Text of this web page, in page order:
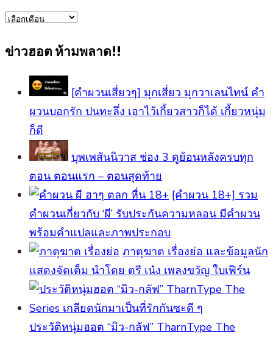
ข่าว
ข่าวฮอต ห้ามพลาด!!
[คำผวนเสี่ยวๆ] มุกเสี่ยว มุกวาเลนไทน์ คำ
ผวนบอกรัก ปนทะลึ่ง เอาไว้เกี้ยวสาวก็ได้ เกี้ยวหนุ่ม
ก็ดี
บุพเพสันนิวาส ช่อง 3 ดูย้อนหลังครบทุก
ตอน ตอนแรก – ตอนสุดท้าย
[คําผวน 18+] รวม
คำผวนเกี่ยวกับ ‘ผี’ รับประกันความหลอน มีคำผวน
พร้อมคำแปลและภาพประกอบ
ภาตุฆาต เรื่องย่อ และข้อมูลนัก
แสดงจัดเต็ม นำโดย ตรี เน๋ง เพลงขวัญ ใบเฟิร์น
ประวัติหนุ่มฮอต “มิว-กลัฟ” TharnType The